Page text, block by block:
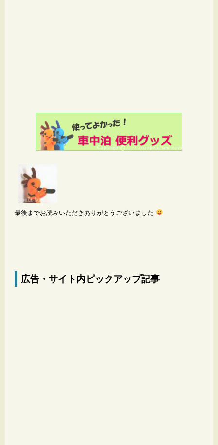
最後までお読みいただきありがとうございました
広告・サイト内ピックアップ記事